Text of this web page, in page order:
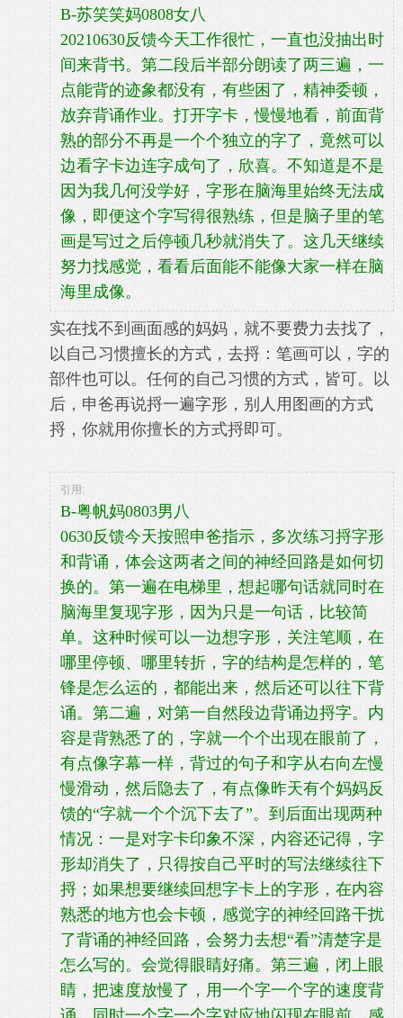
B-苏笑笑妈0808女八
20210630反馈今天工作很忙，一直也没抽出时
间来背书。第二段后半部分朗读了两三遍，一
点能背的迹象都没有，有些困了，精神委顿，
放弃背诵作业。打开字卡，慢慢地看，前面背
熟的部分不再是一个个独立的字了，竟然可以
边看字卡边连字成句了，欣喜。不知道是不是
因为我几何没学好，字形在脑海里始终无法成
像，即便这个字写得很熟练，但是脑子里的笔
画是写过之后停顿几秒就消失了。这几天继续
努力找感觉，看看后面能不能像大家一样在脑
海里成像。
实在找不到画面感的妈妈，就不要费力去找了，
以自己习惯擅长的方式，去捋：笔画可以，字的
部件也可以。任何的自己习惯的方式，皆可。以
后，申爸再说捋一遍字形，别人用图画的方式
捋，你就用你擅长的方式捋即可。
引用:
B-粤帆妈0803男八
0630反馈今天按照申爸指示，多次练习捋字形
和背诵，体会这两者之间的神经回路是如何切
换的。第一遍在电梯里，想起哪句话就同时在
脑海里复现字形，因为只是一句话，比较简
单。这种时候可以一边想字形，关注笔顺，在
哪里停顿、哪里转折，字的结构是怎样的，笔
锋是怎么运的，都能出来，然后还可以往下背
诵。第二遍，对第一自然段边背诵边捋字。内
容是背熟悉了的，字就一个个出现在眼前了，
有点像字幕一样，背过的句子和字从右向左慢
慢滑动，然后隐去了，有点像昨天有个妈妈反
馈的“字就一个个沉下去了”。到后面出现两种
情况：一是对字卡印象不深，内容还记得，字
形却消失了，只得按自己平时的写法继续往下
捋；如果想要继续回想字卡上的字形，在内容
熟悉的地方也会卡顿，感觉字的神经回路干扰
了背诵的神经回路，会努力去想“看”清楚字是
怎么写的。会觉得眼睛好痛。第三遍，闭上眼
睛，把速度放慢了，用一个字一个字的速度背